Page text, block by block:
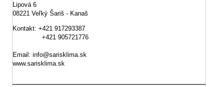
Lipová 6
08221 Veľký Šariš - Kanaš
Kontakt: +421 917293387
Email: info@sarisklima.sk
www.sarisklima.sk